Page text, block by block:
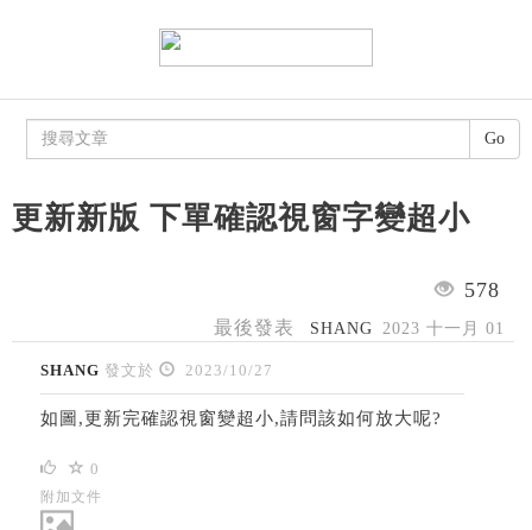
更新新版 下單確認視窗字變超小
578
最後發表 SHANG 2023 十一月 01
SHANG 發文於 2023/10/27
如圖,更新完確認視窗變超小,請問該如何放大呢?
0
附加文件
Go